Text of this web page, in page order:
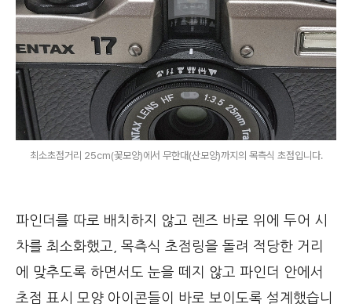
최소초점거리 25cm(꽃모양)에서 무한대(산모양)까지의 목측식 초점입니다.
파인더를 따로 배치하지 않고 렌즈 바로 위에 두어 시
차를 최소화했고, 목측식 초점링을 돌려 적당한 거리
에 맞추도록 하면서도 눈을 떼지 않고 파인더 안에서
초점 표시 모양 아이콘들이 바로 보이도록 설계했습니